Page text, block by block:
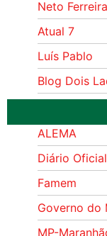
Neto Ferreira
Atual 7
Luís Pablo
Blog Dois
ALEMA
Diário Oficial
Famem
Governo do
MP-